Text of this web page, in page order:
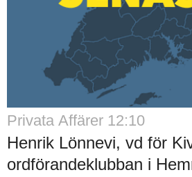
Privata Affärer 12:10
Henrik Lönnevi, vd för
ordförandeklubban i